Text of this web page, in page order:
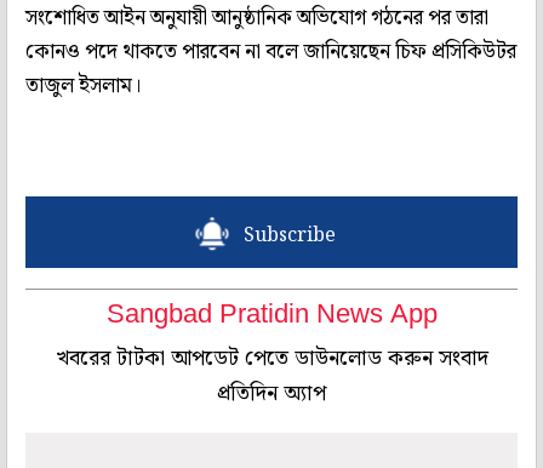
সংশোধিত আইন অনুযায়ী আনুষ্ঠানিক অভিযোগ গঠনের পর তারা
কোনও পদে থাকতে পারবেন না বলে জানিয়েছেন চিফ প্রসিকিউটর
তাজুল ইসলাম।
Subscribe
Sangbad Pratidin News App
খবরের টাটকা আপডেট পেতে ডাউনলোড করুন সংবাদ
প্রতিদিন অ্যাপ